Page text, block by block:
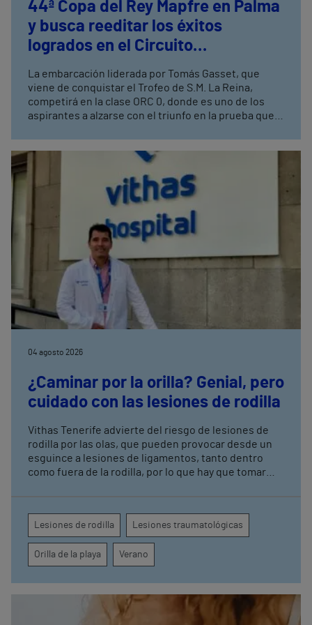
44ª Copa del Rey Mapfre en Palma
y busca reeditar los éxitos
logrados en el Circuito
La embarcación liderada por Tomás Gasset, que
viene de conquistar el Trofeo de S.M. La Reina,
competirá en la clase ORC 0, donde es uno de los
aspirantes a alzarse con el triunfo en la prueba que
8 de agosto Esta colaboración de Vithas se integra
en la estrategia global de patrocinios deportivos del
grupo, que incluye alianzas con grandes
competiciones y entidades de referencia, como las
principales maratones y medias maratones de
España, el Atlético de Madrid o el Trofeo Conde de
Godó de Tenis
04 agosto 2026
¿Caminar por la orilla? Genial, pero
cuidado con las lesiones de rodilla
Vithas Tenerife advierte del riesgo de lesiones de
rodilla por las olas, que pueden provocar desde un
esguince a lesiones de ligamentos, tanto dentro
como fuera de la rodilla, por lo que hay que tomar
Lesiones de rodilla Lesiones traumatológicas
Orilla de la playa Verano